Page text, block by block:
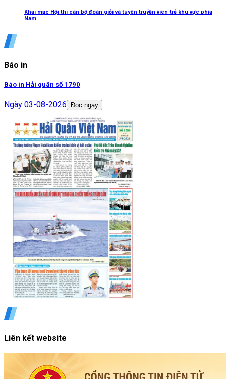
Khai mạc Hội thi cán bộ đoàn giỏi và tuyên truyền viên trẻ khu vực phía
Nam
Báo in
Báo in Hải quân số 1790
Ngày 03-08-2026 Đọc ngay
Liên kết website